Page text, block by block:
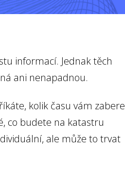
informací. Jednak těch
ani nenapadnou.
kolik času vám zabere
co budete na katastru
ale může to trvat